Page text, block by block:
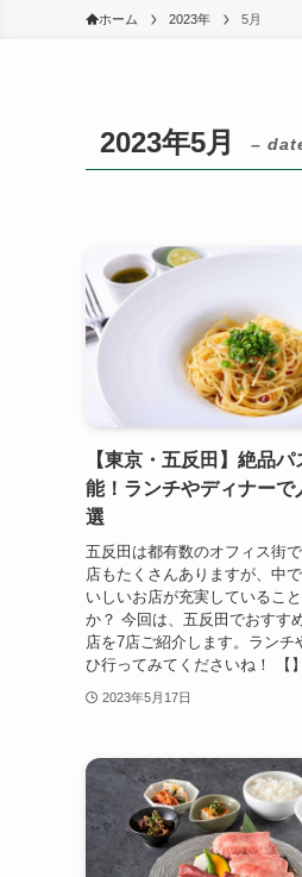
ホーム 2023年 5月
2023年5月 –
【東京・五反田】絶品
能！ランチやディナーで
選
五反田は都有数のオフィス街
店もたくさんありますが、中
いしいお店が充実しているこ
か？ 今回は、五反田でおすす
店を7店ご紹介します。ランチ
ひ行ってみてくださいね！ 【
2023年5月17日